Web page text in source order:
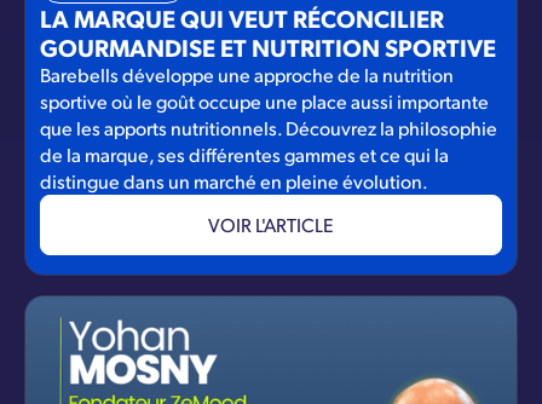
LA MARQUE QUI VEUT RÉCONCILIER
GOURMANDISE ET NUTRITION SPORTIVE
Barebells développe une approche de la nutrition
sportive où le goût occupe une place aussi importante
que les apports nutritionnels. Découvrez la philosophie
de la marque, ses différentes gammes et ce qui la
distingue dans un marché en pleine évolution.
VOIR L'ARTICLE